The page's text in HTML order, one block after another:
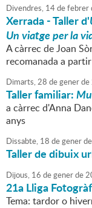
Divendres, 14defebrer
Xerrada - Taller d'
Un viatge per la
A càrrec de Joan
recomanada a
Dimarts,28 degenerde
Taller familiar:
a càrrec d'Anna
anys
Dissabte, 18 degenerde
Taller de dibuix
Dijous, 16 degenerde
21a Lliga
Tema: tardor o